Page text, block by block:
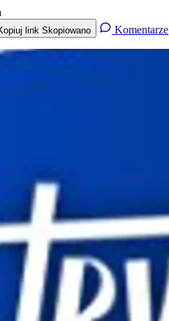
link Skopiowano Komentarze